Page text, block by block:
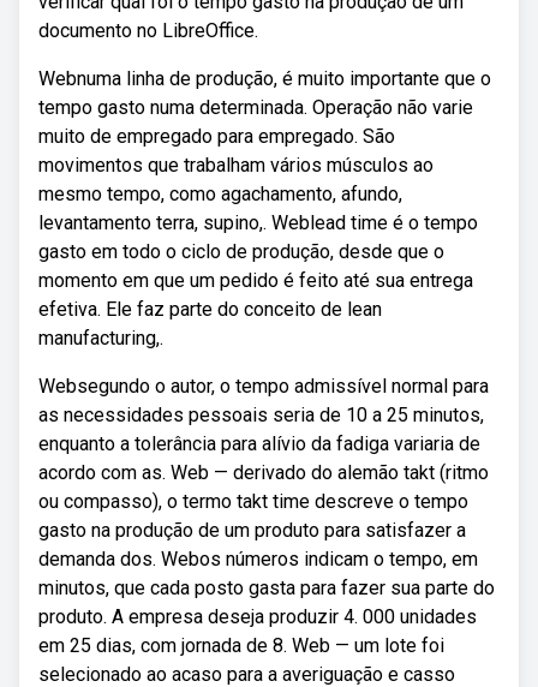
documento no LibreOffice.
Webnuma linha de produção, é muito importante que o
tempo gasto numa determinada. Operação não varie
muito de empregado para empregado. São
movimentos que trabalham vários músculos ao
mesmo tempo, como agachamento, afundo,
levantamento terra, supino,. Weblead time é o tempo
gasto em todo o ciclo de produção, desde que o
momento em que um pedido é feito até sua entrega
efetiva. Ele faz parte do conceito de lean
manufacturing,.
Websegundo o autor, o tempo admissível normal para
as necessidades pessoais seria de 10 a 25 minutos,
enquanto a tolerância para alívio da fadiga variaria de
acordo com as. Web — derivado do alemão takt (ritmo
ou compasso), o termo takt time descreve o tempo
gasto na produção de um produto para satisfazer a
demanda dos. Webos números indicam o tempo, em
minutos, que cada posto gasta para fazer sua parte do
produto. A empresa deseja produzir 4. 000 unidades
em 25 dias, com jornada de 8. Web — um lote foi
selecionado ao acaso para a averiguação e casso